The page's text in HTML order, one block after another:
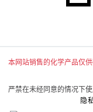
本网站销售的化学产品仅
严禁在未经同意的情况下使
隐